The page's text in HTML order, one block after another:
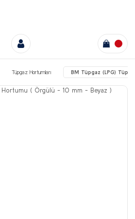
Tüpgaz Hortumları BM Tüpgaz (LPG) Tüp